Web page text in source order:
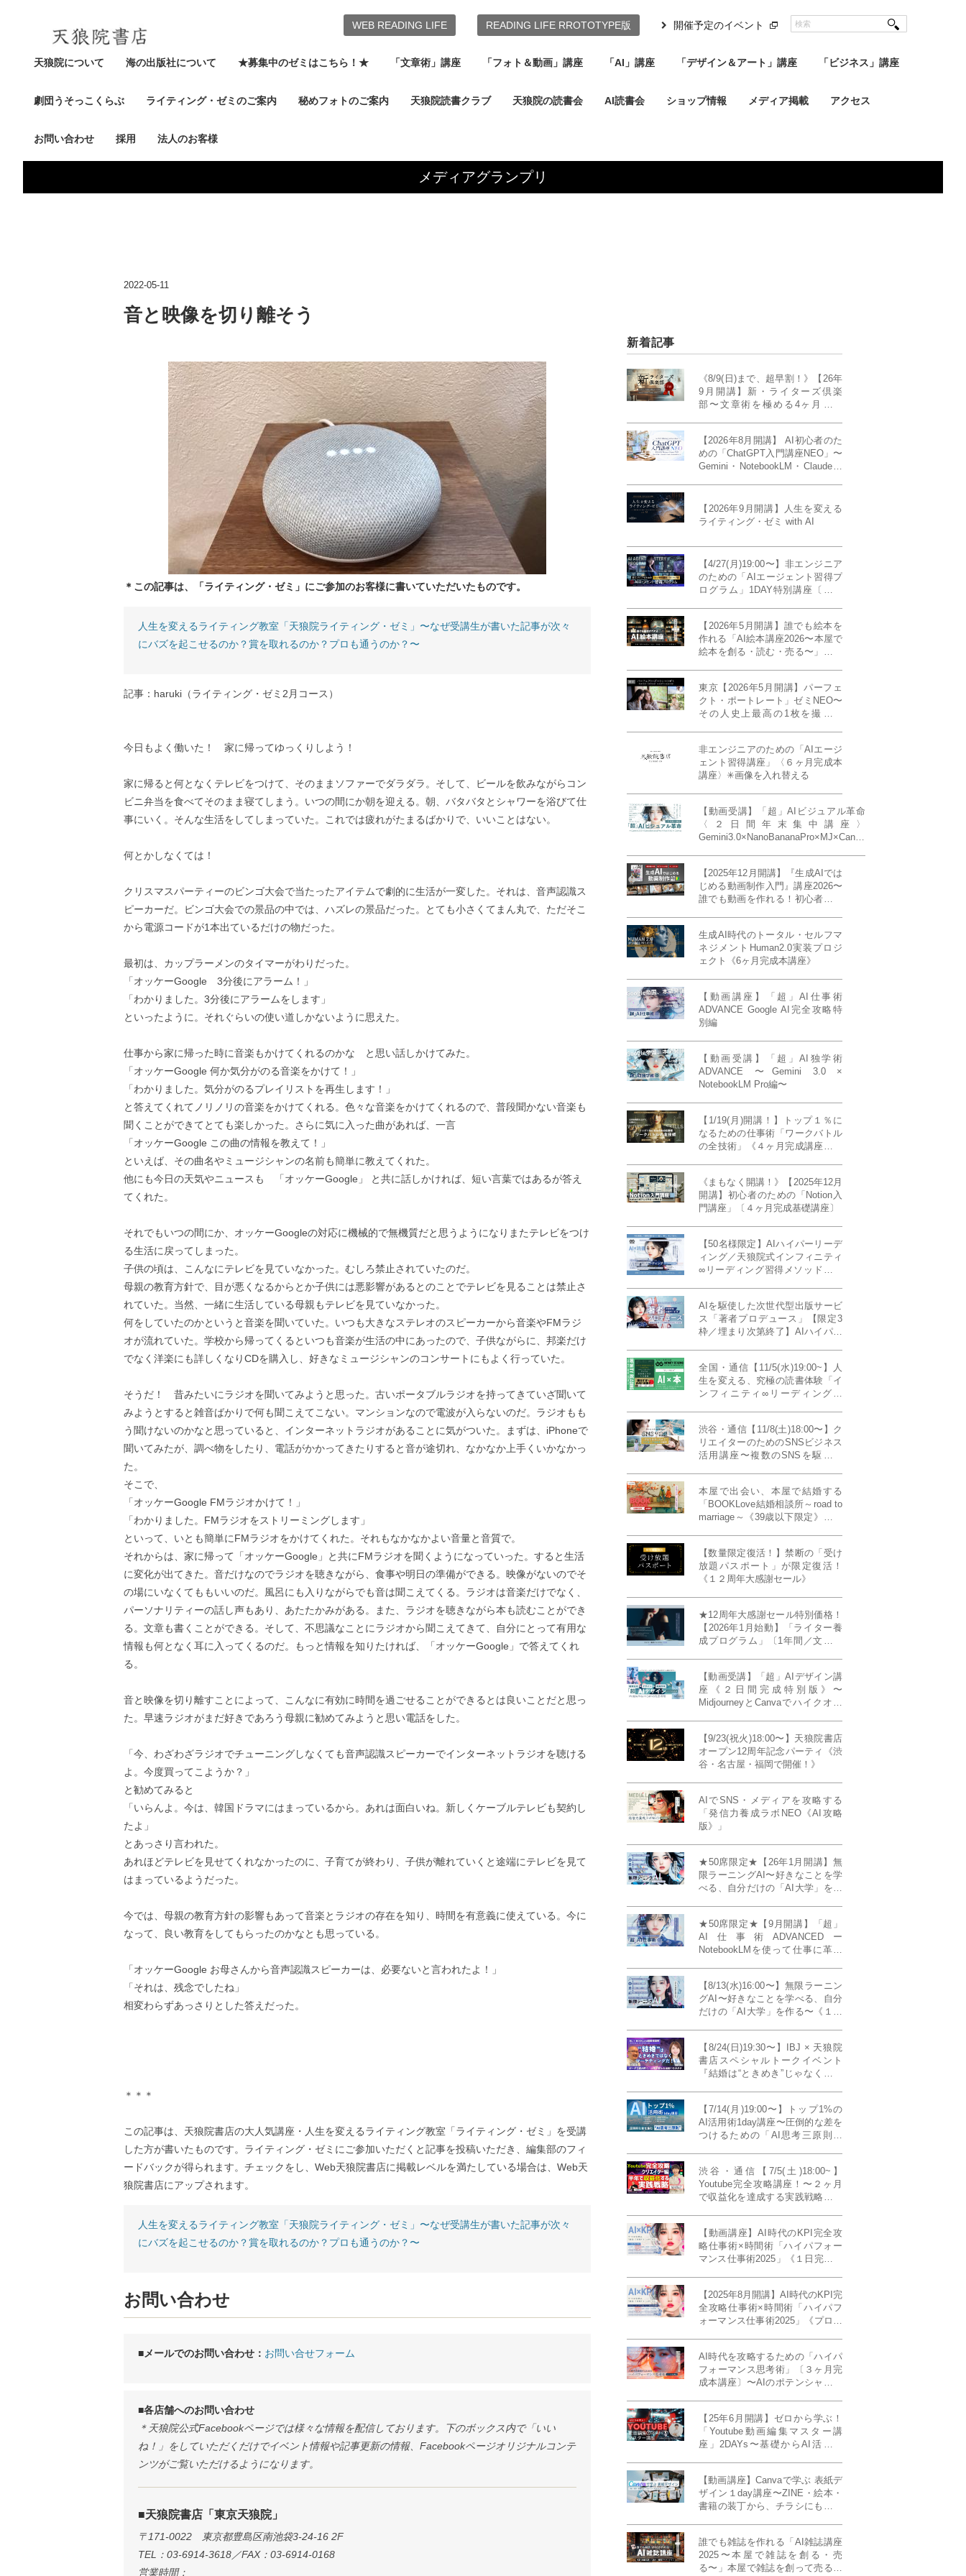
天狼院について 海の出版社について ★募集中のゼミはこちら！★ 「文章術」講座 「フォト＆動画」講座 「AI」講座 「デザイン＆アート」講座 「ビジネス」講座
劇団うそっこくらぶ ライティング・ゼミのご案内 秘めフォトのご案内 天狼院読書クラブ 天狼院の読書会 AI読書会 ショップ情報 メディア掲載 アクセス
お問い合わせ 採用 法人のお客様
WEB READING LIFE READING LIFE RROTOTYPE版 開催予定のイベント
メディアグランプリ
2022-05-11
音と映像を切り離そう
＊この記事は、「ライティング・ゼミ」にご参加のお客様に書いていただいたものです。
人生を変えるライティング教室「天狼院ライティング・ゼミ」〜なぜ受講生が書いた記事が次々
にバズを起こせるのか？賞を取れるのか？プロも通うのか？〜
記事：haruki（ライティング・ゼミ2月コース）
今日もよく働いた！ 家に帰ってゆっくりしよう！
家に帰ると何となくテレビをつけて、そのままソファーでダラダラ。そして、ビールを飲みながらコン
ビニ弁当を食べてそのまま寝てしまう。いつの間にか朝を迎える。朝、バタバタとシャワーを浴びて仕
事にいく。そんな生活をしてしまっていた。これでは疲れがたまるばかりで、いいことはない。
何とかしなくては！
クリスマスパーティーのビンゴ大会で当たったアイテムで劇的に生活が一変した。それは、音声認識ス
ピーカーだ。ビンゴ大会での景品の中では、ハズレの景品だった。とても小さくてまん丸で、ただそこ
から電源コードが1本出ているだけの物だった。
最初は、カップラーメンのタイマーがわりだった。
「オッケーGoogle 3分後にアラーム！」
「わかりました。3分後にアラームをします」
といったように。それぐらいの使い道しかないように思えた。
仕事から家に帰った時に音楽もかけてくれるのかな と思い話しかけてみた。
「オッケーGoogle 何か気分がのる音楽をかけて！」
「わかりました。気分がのるプレイリストを再生します！」
と答えてくれてノリノリの音楽をかけてくれる。色々な音楽をかけてくれるので、普段聞かない音楽も
聞くことができてとても楽しかった。さらに気に入った曲があれば、一言
「オッケーGoogle この曲の情報を教えて！」
といえば、その曲名やミュージシャンの名前も簡単に教えてくれた。
他にも今日の天気やニュースも 「オッケーGoogle」 と共に話しかければ、短い言葉ではあるが答え
てくれた。
それでもいつの間にか、オッケーGoogleの対応に機械的で無機質だと思うようになりまたテレビをつけ
る生活に戻ってしまった。
子供の頃は、こんなにテレビを見ていなかった。むしろ禁止されていたのだ。
母親の教育方針で、目が悪くなるからとか子供には悪影響があるとのことでテレビを見ることは禁止さ
れていた。当然、一緒に生活している母親もテレビを見ていなかった。
何をしていたのかというと音楽を聞いていた。いつも大きなステレオのスピーカーから音楽やFMラジ
オが流れていた。学校から帰ってくるといつも音楽が生活の中にあったので、子供ながらに、邦楽だけ
でなく洋楽にも詳しくなりCDを購入し、好きなミュージシャンのコンサートにもよく行っていた。
そうだ！ 昔みたいにラジオを聞いてみようと思った。古いポータブルラジオを持ってきていざ聞いて
みようとすると雑音ばかりで何も聞こえてこない。マンションなので電波が入らないのだ。ラジオもも
う聞けないのかなと思っていると、インターネットラジオがあることに気がついた。まずは、iPhoneで
聞いてみたが、調べ物をしたり、電話がかかってきたりすると音が途切れ、なかなか上手くいかなかっ
た。
そこで、
「オッケーGoogle FMラジオかけて！」
「わかりました。FMラジオをストリーミングします」
といって、いとも簡単にFMラジオをかけてくれた。それもなかなかよい音量と音質で。
それからは、家に帰って「オッケーGoogle」と共にFMラジオを聞くようになっていった。すると生活
に変化が出てきた。音だけなのでラジオを聴きながら、食事や明日の準備ができる。映像がないのでそ
の場にいなくてももいいのだ。風呂にも入りながらでも音は聞こえてくる。ラジオは音楽だけでなく、
パーソナリティーの話し声もあり、あたたかみがある。また、ラジオを聴きながら本も読むことができ
る。文章も書くことができる。そして、不思議なことにラジオから聞こえてきて、自分にとって有用な
情報も何となく耳に入ってくるのだ。もっと情報を知りたければ、「オッケーGoogle」で答えてくれ
る。
音と映像を切り離すことによって、こんなに有効に時間を過ごせることができるとは良いことだと思っ
た。早速ラジオがまだ好きであろう母親に勧めてみようと思い電話をした。
「今、わざわざラジオでチューニングしなくても音声認識スピーカーでインターネットラジオを聴ける
よ。今度買ってこようか？」
と勧めてみると
「いらんよ。今は、韓国ドラマにはまっているから。あれは面白いね。新しくケーブルテレビも契約し
たよ」
とあっさり言われた。
あれほどテレビを見せてくれなかったのに、子育てが終わり、子供が離れていくと途端にテレビを見て
はまっているようだった。
今では、母親の教育方針の影響もあって音楽とラジオの存在を知り、時間を有意義に使えている。今に
なって、良い教育をしてもらったのかなとも思っている。
「オッケーGoogle お母さんから音声認識スピーカーは、必要ないと言われたよ！」
「それは、残念でしたね」
相変わらずあっさりとした答えだった。
＊＊＊
この記事は、天狼院書店の大人気講座・人生を変えるライティング教室「ライティング・ゼミ」を受講
した方が書いたものです。ライティング・ゼミにご参加いただくと記事を投稿いただき、編集部のフィ
ードバックが得られます。チェックをし、Web天狼院書店に掲載レベルを満たしている場合は、Web天
狼院書店にアップされます。
人生を変えるライティング教室「天狼院ライティング・ゼミ」〜なぜ受講生が書いた記事が次々
にバズを起こせるのか？賞を取れるのか？プロも通うのか？〜
お問い合わせ
■メールでのお問い合わせ： お問い合せフォーム
■各店舗へのお問い合わせ
＊天狼院公式Facebookページでは様々な情報を配信しております。下のボックス内で「いい
ね！」をしていただくだけでイベント情報や記事更新の情報、Facebookページオリジナルコンテ
ンツがご覧いただけるようになります。
■天狼院書店「東京天狼院」
〒171-0022 東京都豊島区南池袋3-24-16 2F
TEL：03-6914-3618／FAX：03-6914-0168
営業時間：
新着記事
《8/9(日)まで、超早割！》【26年
9月開講】新・ライターズ倶楽
部〜文章術を極める4ヶ月講義
【2026年8月開講】 AI初心者のた
めの「ChatGPT入門講座NEO」〜
Gemini・NotebookLM・Claudeま
座〕
【2026年9月開講】人生を変える
ライティング・ゼミ with AI
【4/27(月)19:00〜】非エンジニア
のための「AIエージェント習得プ
ログラム」1DAY特別講座〔パワ
【2026年5月開講】誰でも絵本を
作れる「AI絵本講座2026〜本屋で
絵本を創る・読む・売る〜」イン
20名限定》
東京【2026年5月開講】パーフェ
クト・ポートレート」ゼミNEO〜
その人史上最高の1枚を撮る！
催）」《初参加大歓迎／12名限
定》
非エンジニアのための「AIエージ
ェント習得講座」〈６ヶ月完成本
講座〉✳︎画像を入れ替える
【動画受講】「超」AIビジュアル革命
〈２日間年末集中講座〉
Gemini3.0×NanoBananaPro×MJ×Canva
【2025年12月開講】『生成AIでは
じめる動画制作入門』講座2026〜
誰でも動画を作れる！初心者から
生成AI時代のトータル・セルフマ
ネジメントHuman2.0実装プロジ
ェクト《6ヶ月完成本講座》
【動画講座】「超」AI仕事術
ADVANCE Google AI完全攻略特
別編
【動画受講】「超」AI独学術
ADVANCE 〜Gemini 3.0 ×
NotebookLM Pro編〜
【1/19(月)開講！】トップ１％に
なるための仕事術「ワークバトル
の全技術」《４ヶ月完成講座》ー
《まもなく開講！》【2025年12月
開講】初心者のための「Notion入
門講座」〔４ヶ月完成基礎講座〕
【50名様限定】AIハイパーリーデ
ィング／天狼院式インフィニティ
∞リーディング習得メソッド《４
AIを駆使した次世代型出版サービ
ス「著者プロデュース」【限定3
枠／埋まり次第終了】AIハイパー
全国・通信【11/5(水)19:00~】人
生を変える、究極の読書体験「イ
ンフィニティ∞リーディング／
MILLENNIUM THINKING アメリ
カ最高峰大学の人気講義』
渋谷・通信【11/8(土)18:00〜】ク
リエイターのためのSNSビジネス
活用講座〜複数のSNSを駆使し
成ラボPresents》
本屋で出会い、本屋で結婚する
「BOOKLove結婚相談所～road to
marriage～《39歳以下限定》」全
【数量限定復活！】禁断の「受け
放題パスポート」が限定復活！
《１２周年大感謝セール》
★12周年大感謝セール特別価格！
【2026年1月始動】「ライター養
成プログラム」〔1年間／文章講
ー”へ、全国どこからでも。〜《全
店舗リアルタイム参加OK／録画
視聴対応／限定4席》
【動画受講】「超」AIデザイン講
座《２日間完成特別版》〜
MidjourneyとCanvaでハイクオリ
【9/23(祝火)18:00〜】天狼院書店
オープン12周年記念パーティ《渋
谷・名古屋・福岡で開催！》
AIでSNS・メディアを攻略する
「発信力養成ラボNEO《AI攻略
版》」
★50席限定★【26年1月開講】無
限ラーニングAI〜好きなことを学
べる、自分だけの「AI大学」を作
★50席限定★【9月開講】「超」
AI仕事術ADVANCEDー
NotebookLMを使って仕事に革命
【8/13(水)16:00〜】無限ラーニン
グAI〜好きなことを学べる、自分
だけの「AI大学」を作る〜《１日
【8/24(日)19:30〜】IBJ × 天狼院
書店スペシャルトークイベント
『結婚は“ときめき”じゃなくて、
のカタチ〜《BOOKLove結婚相談
所presents》
【7/14(月)19:00〜】トップ1%の
AI活用術1day講座〜圧倒的な差を
つけるための「AI思考三原則」
渋谷・通信【7/5(土)18:00~】
Youtube完全攻略講座！〜２ヶ月
で収益化を達成する実践戦略！ゲ
発信力養成ラボNEO》
【動画講座】AI時代のKPI完全攻
略仕事術×時間術「ハイパフォー
マンス仕事術2025」《１日完成特
【2025年8月開講】AI時代のKPI完
全攻略仕事術×時間術「ハイパフ
ォーマンス仕事術2025」《プロフ
AI時代を攻略するための「ハイパ
フォーマンス思考術」〔３ヶ月完
成本講座〕〜AIのポテンシャルを
【25年6月開講】ゼロから学ぶ！
「Youtube動画編集マスター講
座」2DAYs〜基礎からAI活用ま
【動画講座】Canvaで学ぶ 表紙デ
ザイン１day講座〜ZINE・絵本・
書籍の装丁から、チラシにも活か
誰でも雑誌を作れる「AI雑誌講座
2025〜本屋で雑誌を創る・売
る〜」本屋で雑誌を創って売る！